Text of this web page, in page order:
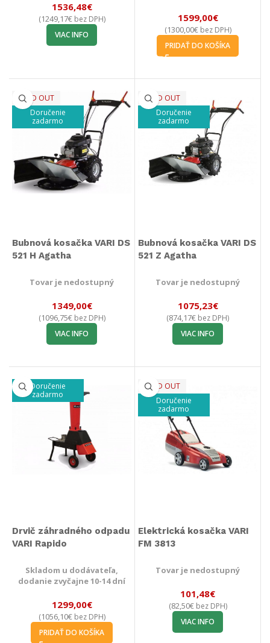
1536,48€
(1249,17€bez DPH)
VIAC INFO
1599,00€
(1300,00€bez DPH)
PRIDAŤ DO KOŠÍKA
SOLD OUT
Doručenie
zadarmo
Bubnová kosačka VARI DS
521 H Agatha
Tovar je nedostupný
1349,00€
(1096,75€bez DPH)
VIAC INFO
SOLD OUT
Doručenie
zadarmo
Bubnová kosačka VARI DS
521 Z Agatha
Tovar je nedostupný
1075,23€
(874,17€ bez DPH)
VIAC INFO
Doručenie
zadarmo
Drvič záhradného odpadu
VARI Rapido
Skladom u dodávateľa,
dodanie zvyčajne 10-14 dní
1299,00€
(1056,10€bez DPH)
PRIDAŤ DO KOŠÍKA
SOLD OUT
Doručenie
zadarmo
Elektrická kosačka VARI
FM 3813
Tovar je nedostupný
101,48€
(82,50€bez DPH)
VIAC INFO